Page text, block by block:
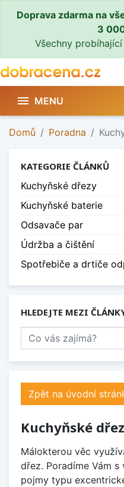
Doprava zdarma na
3
Všechny
 MENU
Domů Poradna
KATEGORIE ČLÁNKŮ
Kuchyňské dřezy
Kuchyňské baterie
Odsavače par
Údržba a čištění
Spotřebiče a drtiče
HLEDEJTE MEZI
Zpět na úvodní
Kuchyňské
Málokterou věc
dřez. Poradíme Vám
pojmy typu